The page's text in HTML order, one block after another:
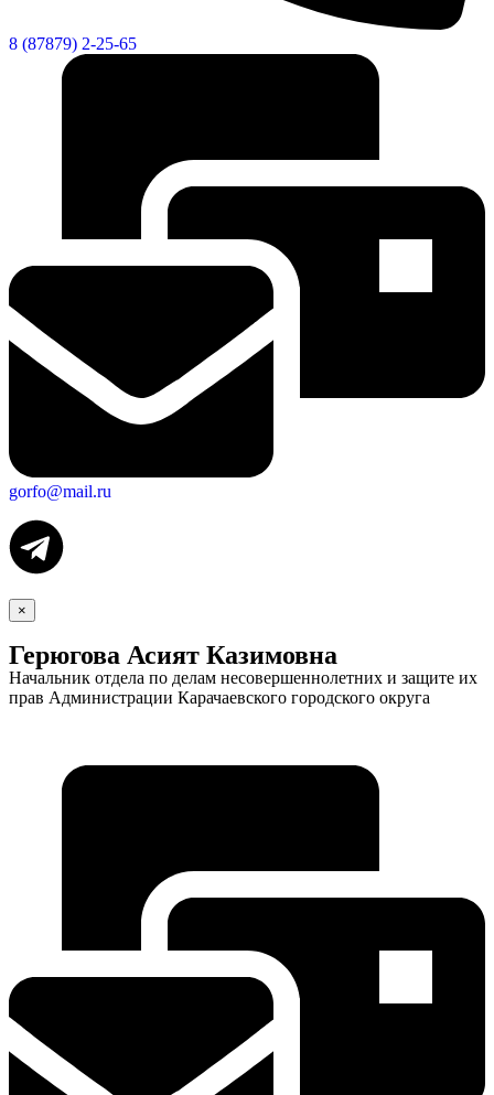
8 (87879) 2-25-65
gorfo@mail.ru
×
Герюгова Асият Казимовна
Начальник отдела по делам несовершеннолетних и защите их
прав Администрации Карачаевского городского округа